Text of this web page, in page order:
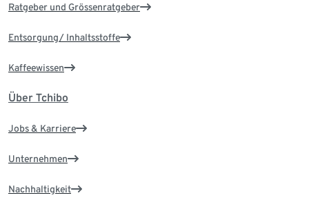
Ratgeber und Grössenratgeber
Entsorgung/ Inhaltsstoffe
Kaffeewissen
Über Tchibo
Jobs & Karriere
Unternehmen
Nachhaltigkeit